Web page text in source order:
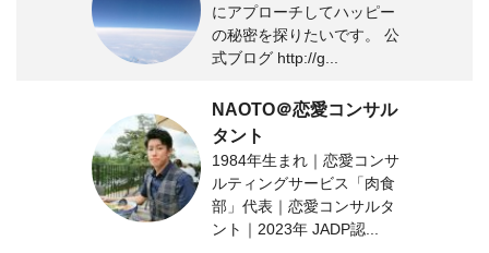
にアプローチしてハッピー
の秘密を探りたいです。 公
式ブログ http://g...
NAOTO＠恋愛コンサル
タント
1984年生まれ｜恋愛コンサ
ルティングサービス「肉食
部」代表｜恋愛コンサルタ
ント｜2023年 JADP認...